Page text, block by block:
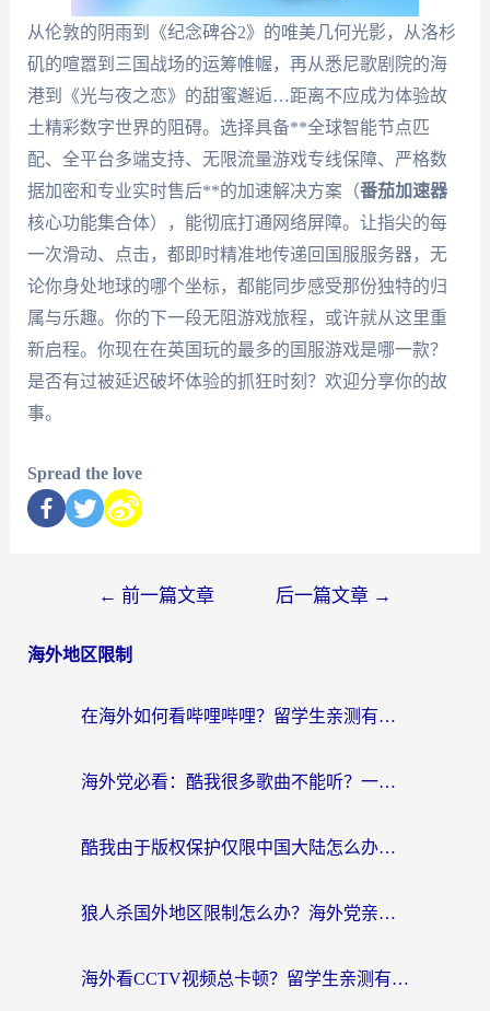
从伦敦的阴雨到《纪念碑谷2》的唯美几何光影，从洛杉
矶的喧嚣到三国战场的运筹帷幄，再从悉尼歌剧院的海
港到《光与夜之恋》的甜蜜邂逅…距离不应成为体验故
土精彩数字世界的阻碍。选择具备**全球智能节点匹
配、全平台多端支持、无限流量游戏专线保障、严格数
据加密和专业实时售后**的加速解决方案（番茄加速器
核心功能集合体），能彻底打通网络屏障。让指尖的每
一次滑动、点击，都即时精准地传递回国服服务器，无
论你身处地球的哪个坐标，都能同步感受那份独特的归
属与乐趣。你的下一段无阻游戏旅程，或许就从这里重
新启程。你现在在英国玩的最多的国服游戏是哪一款？
是否有过被延迟破坏体验的抓狂时刻？欢迎分享你的故
事。
Spread the love
← 前一篇文章 后一篇文章 →
海外地区限制
在海外如何看哔哩哔哩？留学生亲测有效的回国加速指南
海外党必看：酷我很多歌曲不能听？一招解决优酷版权限制+B站地域问题！
酷我由于版权保护仅限中国大陆怎么办？海外党亲测有效的解锁指南
狼人杀国外地区限制怎么办？海外党亲测有效的全场景回国加速指南
海外看CCTV视频总卡顿？留学生亲测有效的回国加速器选择指南